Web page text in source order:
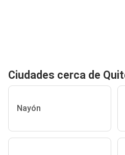
Ciudades cerca de
Nayón